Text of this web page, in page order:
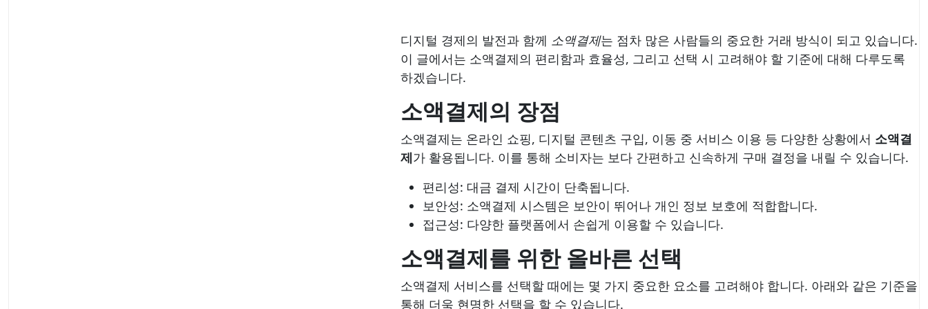
디지털 경제의 발전과 함께 소액결제는 점차 많은 사람들의 중요한 거래 방식이 되고 있습니다.
이 글에서는 소액결제의 편리함과 효율성, 그리고 선택 시 고려해야 할 기준에 대해 다루도록
하겠습니다.
소액결제의 장점
소액결제는 온라인 쇼핑, 디지털 콘텐츠 구입, 이동 중 서비스 이용 등 다양한 상황에서 소액결
제가 활용됩니다. 이를 통해 소비자는 보다 간편하고 신속하게 구매 결정을 내릴 수 있습니다.
편리성: 대금 결제 시간이 단축됩니다.
보안성: 소액결제 시스템은 보안이 뛰어나 개인 정보 보호에 적합합니다.
접근성: 다양한 플랫폼에서 손쉽게 이용할 수 있습니다.
소액결제를 위한 올바른 선택
소액결제 서비스를 선택할 때에는 몇 가지 중요한 요소를 고려해야 합니다. 아래와 같은 기준을
통해 더욱 현명한 선택을 할 수 있습니다.